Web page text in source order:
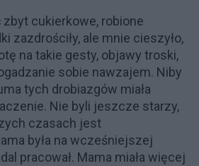
zbyt cukierkowe, robione
zazdrościły, ale mnie cieszyło,
na takie gesty, objawy troski,
sobie nawzajem. Niby
tych drobiazgów miała
Nie byli jeszcze starzy,
czasach jest
była na wcześniejszej
pracował. Mama miała więcej